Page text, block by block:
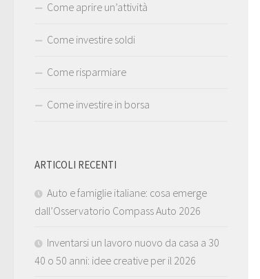
Come aprire un’attività
Come investire soldi
Come risparmiare
Come investire in borsa
ARTICOLI RECENTI
Auto e famiglie italiane: cosa emerge
dall’Osservatorio Compass Auto 2026
Inventarsi un lavoro nuovo da casa a 30
40 o 50 anni: idee creative per il 2026